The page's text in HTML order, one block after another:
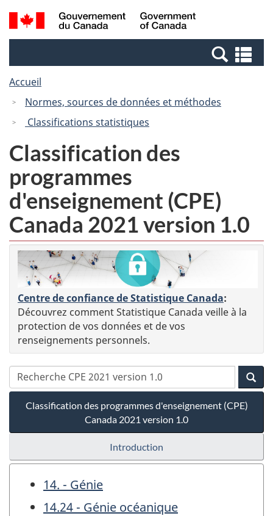
Passer
au
Passer
à
Canada
Recherche
et
et
Accueil
Normes, sources de données et méthodes
Classifications statistiques
Classification des
programmes
d'enseignement (CPE)
Canada 2021 version 1.0
Centre de confiance de Statistique Canada:
Découvrez comment Statistique Canada veille à la
protection de vos données et de vos
renseignements personnels.
Classification des programmes d'enseignement (CPE)
Canada 2021 version 1.0
Introduction
14. - Génie
14.24 - Génie océanique